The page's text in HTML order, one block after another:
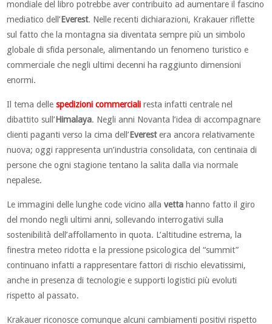
mondiale del libro potrebbe aver contribuito ad aumentare il fascino
mediatico dell’Everest. Nelle recenti dichiarazioni, Krakauer riflette
sul fatto che la montagna sia diventata sempre più un simbolo
globale di sfida personale, alimentando un fenomeno turistico e
commerciale che negli ultimi decenni ha raggiunto dimensioni
enormi.
Il tema dellespedizioni commerciali resta infatti centrale nel
dibattito sull’Himalaya. Negli anni Novanta l’idea di accompagnare
clienti paganti verso la cima dell’Everestera ancora relativamente
nuova; oggi rappresenta un’industria consolidata, con centinaia di
persone che ogni stagione tentano la salita dalla via normale
nepalese.
Le immagini delle lunghe code vicino allavetta hanno fatto il giro
del mondo negli ultimi anni, sollevando interrogativi sulla
sostenibilità dell’affollamento in quota. L’altitudine estrema, la
finestra meteo ridotta e la pressione psicologica del “summit”
continuano infatti a rappresentare fattori di rischio elevatissimi,
anche in presenza di tecnologie e supporti logistici più evoluti
rispetto al passato.
Krakauer riconosce comunque alcuni cambiamenti positivi rispetto